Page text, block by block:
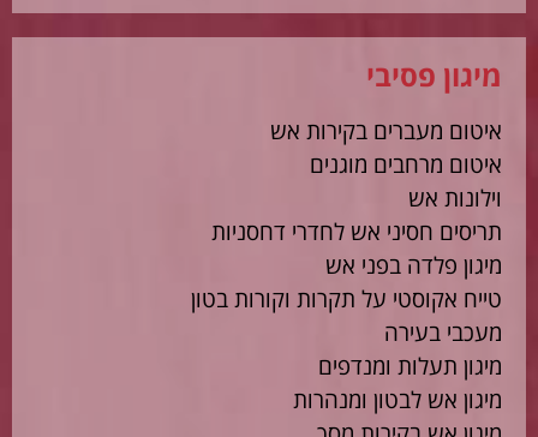
מיגון פסיבי
איטום מעברים בקירות אש
איטום מרחבים מוגנים
וילונות אש
תריסים חסיני אש לחדרי דחסניות
מיגון פלדה בפני אש
טייח אקוסטי על תקרות וקורות בטון
מעכבי בעירה
מיגון תעלות ומנדפים
מיגון אש לבטון ומנהרות